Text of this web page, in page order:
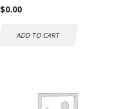
$0.00
ADD TO CART